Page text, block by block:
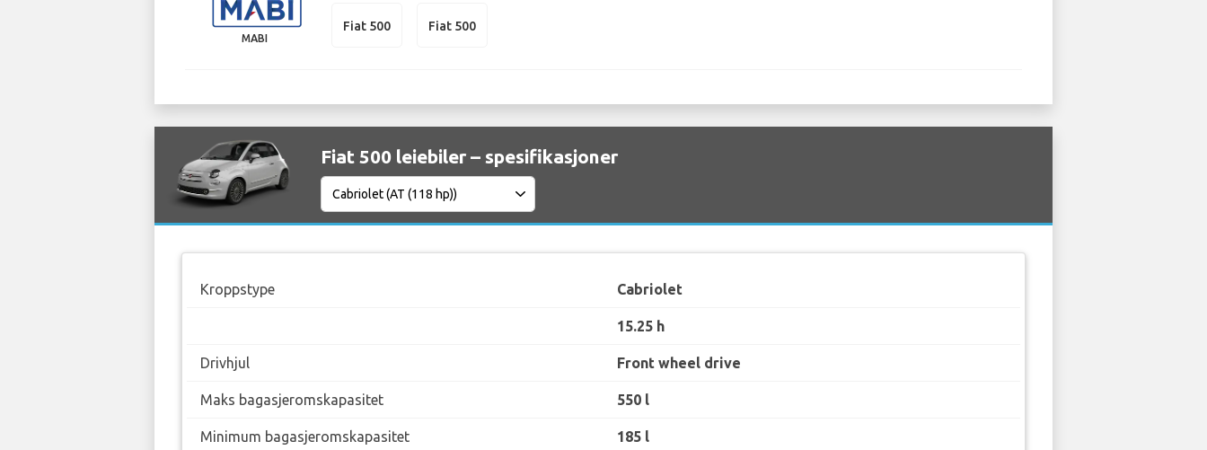
MABI
Fiat 500 Fiat 500
Fiat 500 leiebiler – spesifikasjoner
Kroppstype Cabriolet
15.25 h
Drivhjul Front wheel drive
Maks bagasjeromskapasitet 550 l
Minimum bagasjeromskapasitet 185 l